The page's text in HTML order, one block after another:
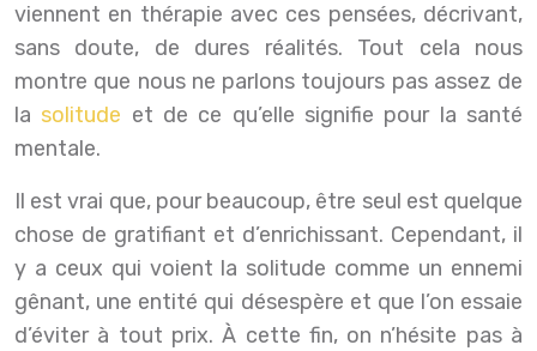
viennent en thérapie avec ces pensées, décrivant,
sans doute, de dures réalités. Tout cela nous
montre que nous ne parlons toujours pas assez de
la solitude et de ce qu’elle signifie pour la santé
mentale.
Il est vrai que, pour beaucoup, être seul est quelque
chose de gratifiant et d’enrichissant. Cependant, il
y a ceux qui voient la solitude comme un ennemi
gênant, une entité qui désespère et que l’on essaie
d’éviter à tout prix. À cette fin, on n’hésite pas à